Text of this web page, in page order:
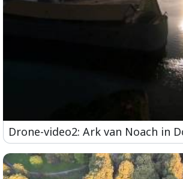
Drone-video2: Ark van Noach in